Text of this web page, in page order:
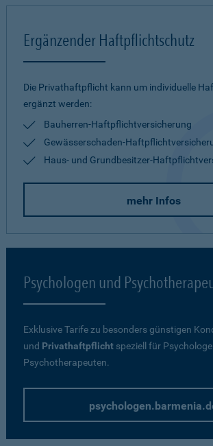
Ergänzender Haftpflichtschutz
Die Privathaftpflicht kann um individuelle
ergänzt werden:
Bauherren-Haftpflichtversicherung
Gewässerschaden-
Haus- und Grundbesitzer-
mehr Infos
Psychologen und
Exklusive Tarife zu besonders günstigen
und Privathaftpflicht speziell für
Psychotherapeuten.